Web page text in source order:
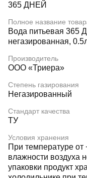
365 ДНЕЙ
Полное название
Вода питьевая 365
негазированная,
Производитель
ООО «Триера»
Степень газирования
Негазированный
Стандарт качества
ТУ
Условия хранения
При температуре от
влажности воздуха
упаковки продукт